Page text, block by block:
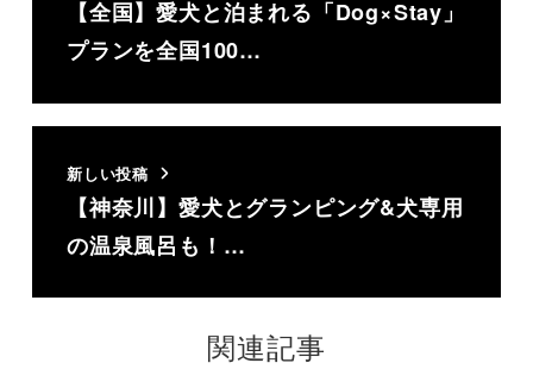
【全国】愛犬と泊まれる「Dog×Stay」
プランを全国100…
新しい投稿
【神奈川】愛犬とグランピング&犬専用
の温泉風呂も！…
関連記事